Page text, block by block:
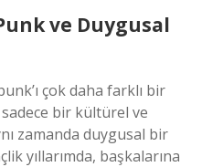
ve Duygusal
çok daha farklı bir
bir kültürel ve
zamanda duygusal bir
yıllarımda, başkalarına